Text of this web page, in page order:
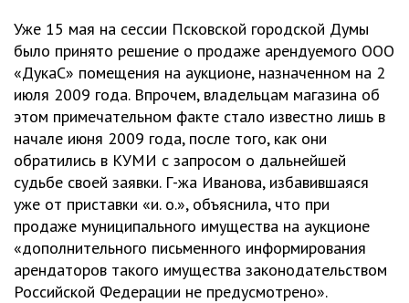
Уже 15 мая на сессии Псковской городской Думы
было принято решение о продаже арендуемого ООО
«ДукаС» помещения на аукционе, назначенном на 2
июля 2009 года. Впрочем, владельцам магазина об
этом примечательном факте стало известно лишь в
начале июня 2009 года, после того, как они
обратились в КУМИ с запросом о дальнейшей
судьбе своей заявки. Г-жа Иванова, избавившаяся
уже от приставки «и. о.», объяснила, что при
продаже муниципального имущества на аукционе
«дополнительного письменного информирования
арендаторов такого имущества законодательством
Российской Федерации не предусмотрено».